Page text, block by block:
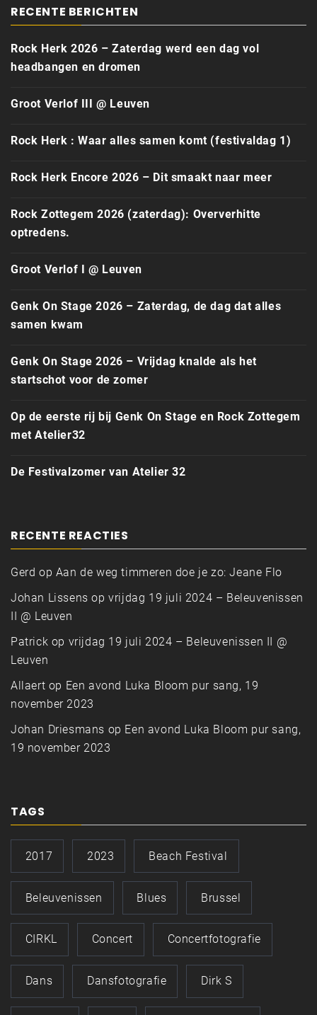
RECENTE BERICHTEN
Rock Herk 2026 – Zaterdag werd een dag vol
headbangen en dromen
Groot Verlof III @ Leuven
Rock Herk : Waar alles samen komt (festivaldag 1)
Rock Herk Encore 2026 – Dit smaakt naar meer
Rock Zottegem 2026 (zaterdag): Oververhitte
optredens.
Groot Verlof I @ Leuven
Genk On Stage 2026 – Zaterdag, de dag dat alles
samen kwam
Genk On Stage 2026 – Vrijdag knalde als het
startschot voor de zomer
Op de eerste rij bij Genk On Stage en Rock Zottegem
met Atelier32
De Festivalzomer van Atelier 32
RECENTE REACTIES
Gerd op Aan de weg timmeren doe je zo: Jeane Flo
Johan Lissens opvrijdag 19 juli 2024 – Beleuvenissen
II @ Leuven
Patrick op vrijdag 19 juli 2024 – Beleuvenissen II @
Leuven
Allaert op Een avond Luka Bloom pur sang, 19
november 2023
Johan Driesmans op Een avond Luka Bloom pur sang,
19 november 2023
TAGS
2017 2023 Beach Festival
Beleuvenissen Blues Brussel
CIRKL Concert Concertfotografie
Dans Dansfotografie Dirk S